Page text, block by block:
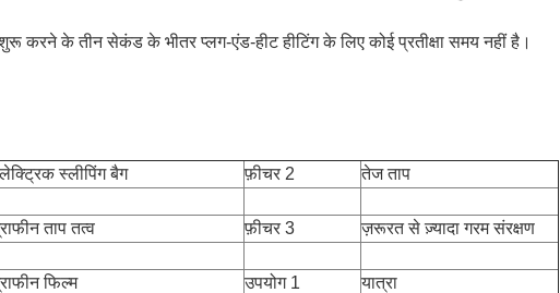
शुरू करने के तीन सेकंड के भीतर प्लग-एंड-हीट हीटिंग के लिए कोई प्रतीक्षा समय नहीं है।
स्लीपिंग बैग फ़ीचर 2 तेज ताप
ताप तत्व फ़ीचर 3 ज़रूरत से ज़्यादा गरम संरक्षण
फिल्म उपयोग 1 यात्रा